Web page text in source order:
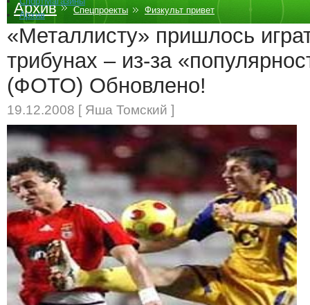
Архив
Архив Спецпроекты Физкульт привет
«Металлисту» пришлось
трибунах – из-за
(ФОТО) Обновлено!
19.12.2008 [ Яша Томский ]